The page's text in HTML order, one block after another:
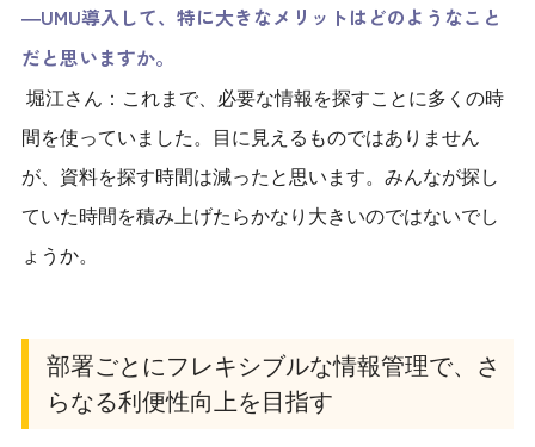
―UMU導入して、特に大きなメリットはどのようなこと
だと思いますか。
堀江さん：これまで、必要な情報を探すことに多くの時
間を使っていました。目に見えるものではありません
が、資料を探す時間は減ったと思います。みんなが探し
ていた時間を積み上げたらかなり大きいのではないでし
ょうか。
部署ごとにフレキシブルな情報管理で、さ
らなる利便性向上を目指す